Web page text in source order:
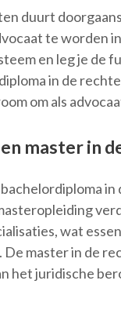
duurt
te worden
en leg je de
in de
om als
master in
wat
De master in de
het juridische